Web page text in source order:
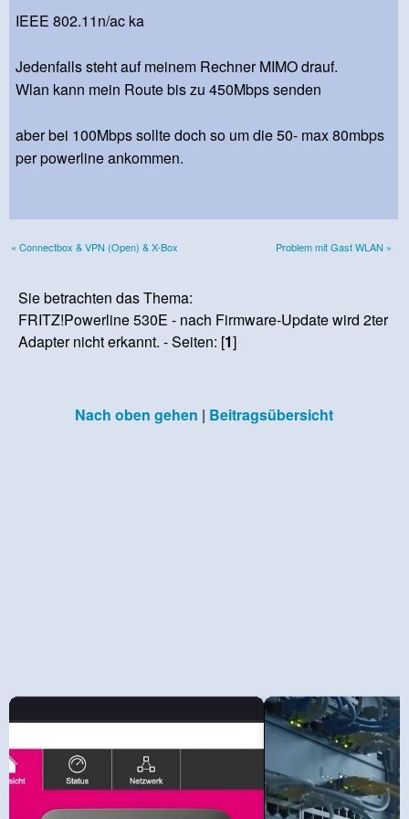
IEEE 802.11n/ac ka
Jedenfalls steht auf meinem Rechner MIMO drauf.
Wlan kann mein Route bis zu 450Mbps senden
aber bei 100Mbps sollte doch so um die 50- max 80mbps
per powerline ankommen.
« Connectbox & VPN (Open) & X-Box Problem mit Gast WLAN »
Sie betrachten das Thema:
FRITZ!Powerline 530E - nach Firmware-Update wird 2ter
Adapter nicht erkannt. - Seiten: [1]
Nach oben gehen | Beitragsübersicht